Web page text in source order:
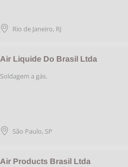
Rio de Janeiro, RJ
Air Liquide Do Brasil Ltda
Soldagem a gás.
São Paulo, SP
Air Products Brasil Ltda